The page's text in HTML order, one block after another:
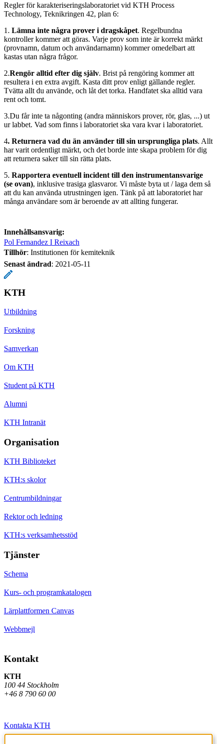
Regler för karakteriseringslaboratoriet vid KTH Process
Technology, Teknikringen 42, plan 6:
1. Lämna inte några prover i dragskåpet. Regelbundna
kontroller kommer att göras. Varje prov som inte är korrekt märkt
(provnamn, datum och användarnamn) kommer omedelbart att
kastas utan några frågor.
2.Rengör alltid efter dig själv. Brist på rengöring kommer att
resultera i en extra avgift. Kasta ditt prov enligt gällande regler.
Tvätta allt du använde, och låt det torka. Handfatet ska alltid vara
rent och tomt.
3.Du får inte ta någonting (andra människors prover, rör, glas, ...) ut
ur labbet. Vad som finns i laboratoriet ska vara kvar i laboratoriet.
4. Returnera vad du än använder till sin ursprungliga plats. Allt
har varit ordentligt märkt, och det borde inte skapa problem för dig
att returnera saker till sin rätta plats.
5. Rapportera eventuell incident till den instrumentansvarige
(se ovan), inklusive trasiga glasvaror. Vi måste byta ut / laga dem så
att du kan använda utrustningen igen. Tänk på att laboratoriet har
många användare som är beroende av att allting fungerar.
Innehållsansvarig:
Pol Fernandez I Reixach
Tillhör: Institutionen för kemiteknik
Senast ändrad: 2021-05-11
KTH
Utbildning
Forskning
Samverkan
Om KTH
Student på KTH
Alumni
KTH Intranät
Organisation
KTH Biblioteket
KTH:s skolor
Centrumbildningar
Rektor och ledning
KTH:s verksamhetsstöd
Tjänster
Schema
Kurs- och programkatalogen
Lärplattformen Canvas
Webbmejl
Kontakt
KTH
100 44 Stockholm
+46 8 790 60 00
Kontakta KTH